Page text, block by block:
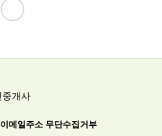
이메일주소 무단수집거부